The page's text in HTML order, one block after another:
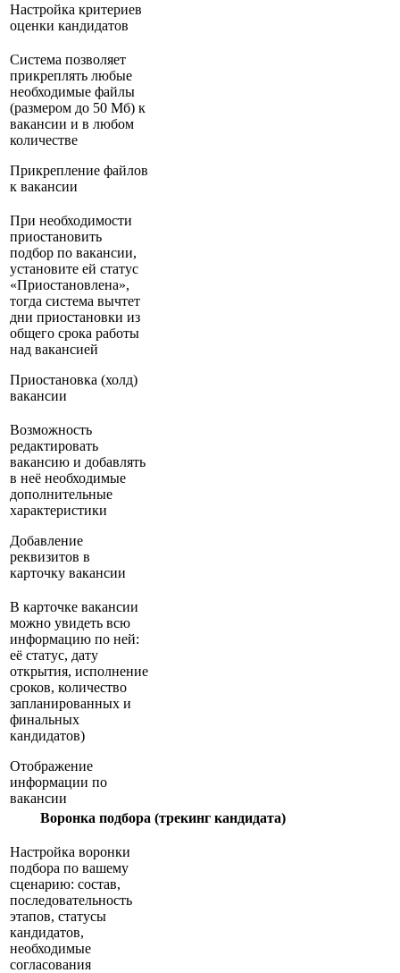
Настройка критериев
оценки кандидатов
Система позволяет
прикреплять любые
необходимые файлы
(размером до 50 Мб) к
вакансии и в любом
количестве
Прикрепление файлов
к вакансии
При необходимости
приостановить
подбор по вакансии,
установите ей статус
«Приостановлена»,
тогда система вычтет
дни приостановки из
общего срока работы
над вакансией
Приостановка (холд)
вакансии
Возможность
редактировать
вакансию и добавлять
в неё необходимые
дополнительные
характеристики
Добавление
реквизитов в
карточку вакансии
В карточке вакансии
можно увидеть всю
информацию по ней:
её статус, дату
открытия, исполнение
сроков, количество
запланированных и
финальных
кандидатов)
Отображение
информации по
вакансии
Воронка подбора (трекинг кандидата)
Настройка воронки
подбора по вашему
сценарию: состав,
последовательность
этапов, статусы
кандидатов,
необходимые
согласования